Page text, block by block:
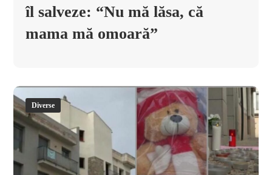
îl salveze: “Nu mă lăsa, că
mama mă omoară”
Diverse